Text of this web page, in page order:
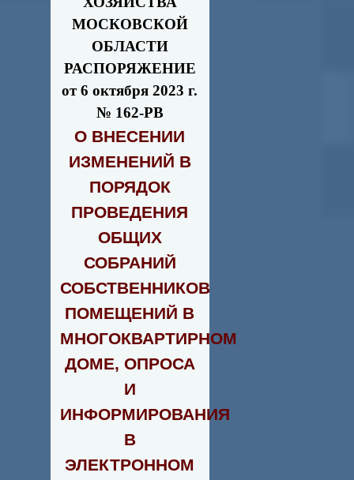
МОСКОВСКОЙ
ОБЛАСТИ
РАСПОРЯЖЕНИЕ
от 6 октября 2023 г.
№ 162-РВ
О ВНЕСЕНИИ
ИЗМЕНЕНИЙ В
ПОРЯДОК
ПРОВЕДЕНИЯ
ОБЩИХ
СОБРАНИЙ
СОБСТВЕННИКОВ
ПОМЕЩЕНИЙ В
МНОГОКВАРТИРНОМ
ДОМЕ, ОПРОСА
И
ИНФОРМИРОВАНИЯ
В
ЭЛЕКТРОННОМ